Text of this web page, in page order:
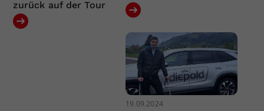
zurück auf der Tour
19.09.2024